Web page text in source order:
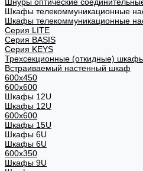
Шкафы телекоммуникационные
Шкафы телекоммуникационные
Cерия LITE
Cерия BASIS
Cерия KEYS
Трехсекционные (откидные)
Встраиваемый настенный шкаф
600x450
600x600
Шкафы 12U
Шкафы 12U
600x600
Шкафы 15U
Шкафы 6U
Шкафы 6U
600x350
Шкафы 9U